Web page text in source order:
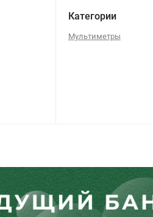
Категории
Мультиметры